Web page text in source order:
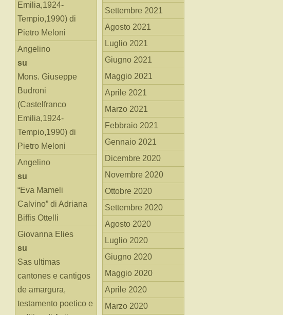
Emilia,1924-
Tempio,1990) di
Pietro Meloni
Angelino
su
Mons. Giuseppe
Budroni
(Castelfranco
Emilia,1924-
Tempio,1990) di
Pietro Meloni
Angelino
su
“Eva Mameli
Calvino” di Adriana
Biffis Ottelli
Giovanna Elies
su
Sas ultimas
cantones e cantigos
de amargura,
testamento poetico e
Settembre 2021
Agosto 2021
Luglio 2021
Giugno 2021
Maggio 2021
Aprile 2021
Marzo 2021
Febbraio 2021
Gennaio 2021
Dicembre 2020
Novembre 2020
Ottobre 2020
Settembre 2020
Agosto 2020
Luglio 2020
Giugno 2020
Maggio 2020
Aprile 2020
Marzo 2020